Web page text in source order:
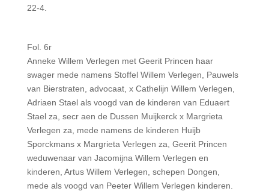
22-4.
Fol. 6r
Anneke Willem Verlegen met Geerit Princen haar
swager mede namens Stoffel Willem Verlegen, Pauwels
van Bierstraten, advocaat, x Cathelijn Willem Verlegen,
Adriaen Stael als voogd van de kinderen van Eduaert
Stael za, secr aen de Dussen Muijkerck x Margrieta
Verlegen za, mede namens de kinderen Huijb
Sporckmans x Margrieta Verlegen za, Geerit Princen
weduwenaar van Jacomijna Willem Verlegen en
kinderen, Artus Willem Verlegen, schepen Dongen,
mede als voogd van Peeter Willem Verlegen kinderen.